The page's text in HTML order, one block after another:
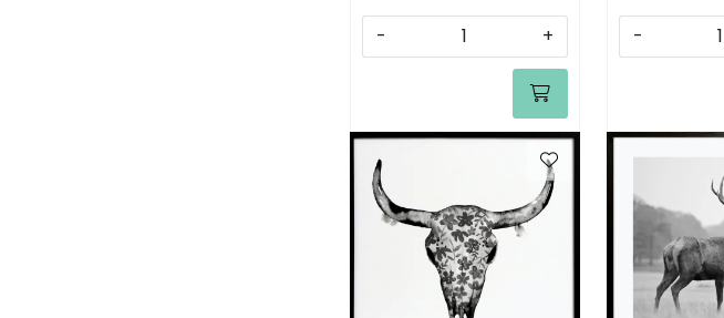
- + -